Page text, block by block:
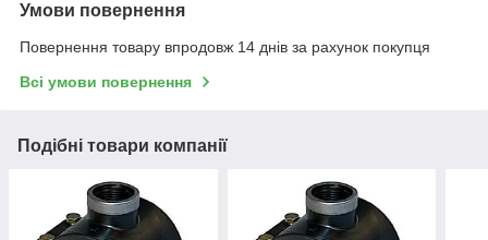
Умови повернення
Повернення товару впродовж 14 днів за рахунок покупця
Всі умови повернення
Подібні товари компанії